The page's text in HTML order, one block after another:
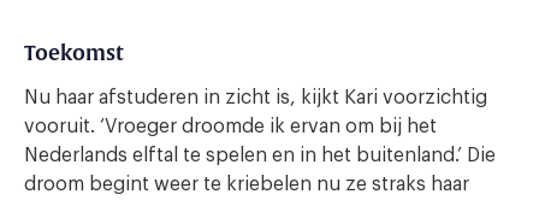
Toekomst
Nu haar afstuderen in zicht is, kijkt Kari voorzichtig
vooruit. ‘Vroeger droomde ik ervan om bij het
Nederlands elftal te spelen en in het buitenland.’ Die
droom begint weer te kriebelen nu ze straks haar